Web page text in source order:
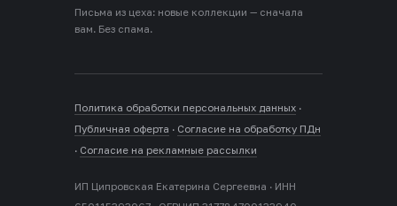
Письма из цеха: новые коллекции — сначала
вам. Без спама.
Политика обработки персональных данных ·
Публичная оферта · Согласие на обработку ПДн
· Согласие на рекламные рассылки
ИП Ципровская Екатерина Сергеевна · ИНН